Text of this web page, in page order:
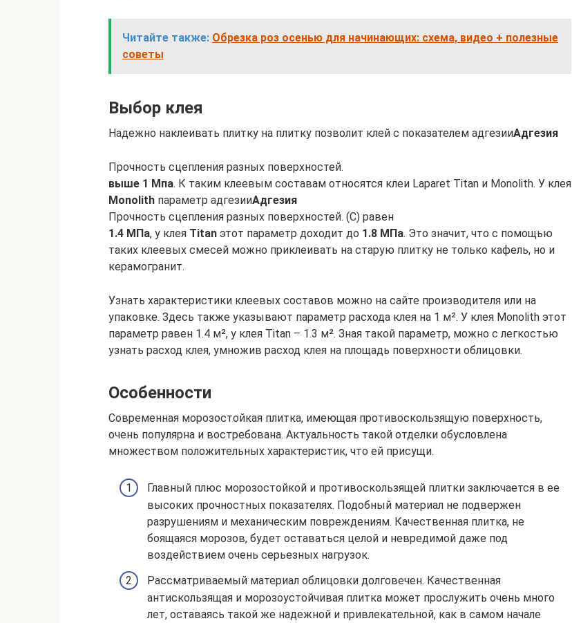
Читайте также: Обрезка роз осенью для начинающих: схема, видео + полезные
советы
Выбор клея
Надежно наклеивать плитку на плитку позволит клей с показателем адгезииАдгезия
Прочность сцепления разных поверхностей.
выше 1 Мпа. К таким клеевым составам относятся клеи Laparet Titan и Monolith. У клея
Monolith параметр адгезииАдгезия
Прочность сцепления разных поверхностей. (C) равен
1.4 МПа, у клея Titan этот параметр доходит до 1.8 МПа. Это значит, что с помощью
таких клеевых смесей можно приклеивать на старую плитку не только кафель, но и
керамогранит.
Узнать характеристики клеевых составов можно на сайте производителя или на
упаковке. Здесь также указывают параметр расхода клея на 1 м². У клея Monolith этот
параметр равен 1.4 м², у клея Titan – 1.3 м². Зная такой параметр, можно с легкостью
узнать расход клея, умножив расход клея на площадь поверхности облицовки.
Особенности
Современная морозостойкая плитка, имеющая противоскользящую поверхность,
очень популярна и востребована. Актуальность такой отделки обусловлена
множеством положительных характеристик, что ей присущи.
Главный плюс морозостойкой и противоскользящей плитки заключается в ее
высоких прочностных показателях. Подобный материал не подвержен
разрушениям и механическим повреждениям. Качественная плитка, не
боящаяся морозов, будет оставаться целой и невредимой даже под
воздействием очень серьезных нагрузок.
Рассматриваемый материал облицовки долговечен. Качественная
антискользящая и морозоустойчивая плитка может прослужить очень много
лет, оставаясь такой же надежной и привлекательной, как в самом начале